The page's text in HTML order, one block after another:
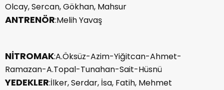
Olcay, Sercan, Gökhan, Mahsur
ANTRENÖR:Melih Yavaş
NİTROMAK:A.Öksüz-Azim-Yiğitcan-Ahmet-
Ramazan-A.Topal-Tunahan-Sait-Hüsnü
YEDEKLER:İlker, Serdar, İsa, Fatih, Mehmet